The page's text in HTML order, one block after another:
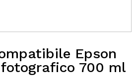
Epson
700 ml